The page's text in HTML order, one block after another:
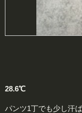
28.6℃
パンツ1丁でも少し汗